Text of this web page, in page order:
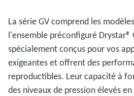
La série GV comprend les
l'ensemble préconfiguré Drystar®
spécialement conçus pour vos
exigeantes et offrent des
reproductibles. Leur capacité à
des niveaux de pression élevés